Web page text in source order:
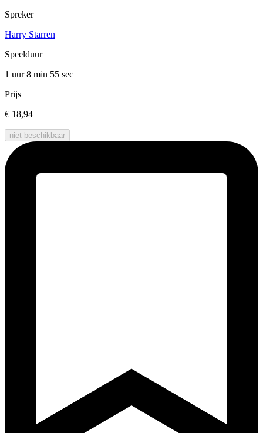
Spreker
Harry Starren
Speelduur
1 uur 8 min 55 sec
Prijs
€ 18,94
niet beschikbaar